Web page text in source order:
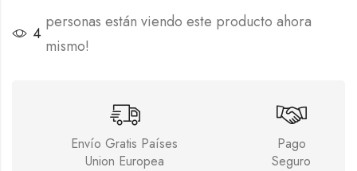
4
personas están viendo este producto ahora
mismo!
Envío Gratis Países
Union Europea
Pago
Seguro